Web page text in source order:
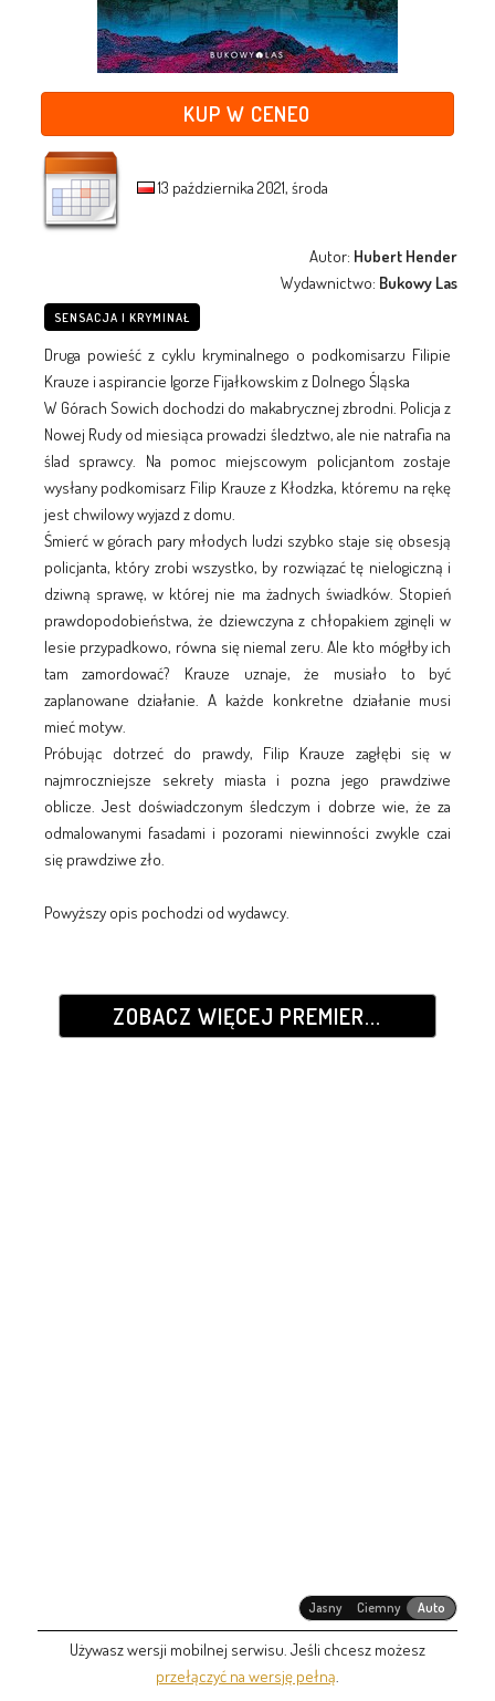
KUP W CENEO
13 października 2021, środa
Autor: Hubert Hender
Wydawnictwo: Bukowy Las
SENSACJA I KRYMINAŁ
Druga powieść z cyklu kryminalnego o podkomisarzu Filipie
Krauze i aspirancie Igorze Fijałkowskim z Dolnego Śląska
W Górach Sowich dochodzi do makabrycznej zbrodni. Policja z
Nowej Rudy od miesiąca prowadzi śledztwo, ale nie natrafia na
ślad sprawcy. Na pomoc miejscowym policjantom zostaje
wysłany podkomisarz Filip Krauze z Kłodzka, któremu na rękę
jest chwilowy wyjazd z domu.
Śmierć w górach pary młodych ludzi szybko staje się obsesją
policjanta, który zrobi wszystko, by rozwiązać tę nielogiczną i
dziwną sprawę, w której nie ma żadnych świadków. Stopień
prawdopodobieństwa, że dziewczyna z chłopakiem zginęli w
lesie przypadkowo, równa się niemal zeru. Ale kto mógłby ich
tam zamordować? Krauze uznaje, że musiało to być
zaplanowane działanie. A każde konkretne działanie musi
mieć motyw.
Próbując dotrzeć do prawdy, Filip Krauze zagłębi się w
najmroczniejsze sekrety miasta i pozna jego prawdziwe
oblicze. Jest doświadczonym śledczym i dobrze wie, że za
odmalowanymi fasadami i pozorami niewinności zwykle czai
się prawdziwe zło.
Powyższy opis pochodzi od wydawcy.
ZOBACZ WIĘCEJ PREMIER...
Jasny Ciemny Auto
Używasz wersji mobilnej serwisu. Jeśli chcesz możesz
przełączyć na wersję pełną